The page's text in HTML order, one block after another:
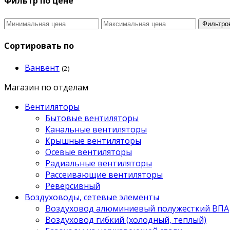
Сортировать по
Ванвент (2)
Магазин по отделам
Вентиляторы
Бытовые вентиляторы
Канальные вентиляторы
Крышные вентиляторы
Осевые вентиляторы
Радиальные вентиляторы
Рассеивающие вентиляторы
Реверсивный
Воздуховоды, сетевые элементы
Воздуховод алюминиевый полужесткий ВПА
Воздуховод гибкий (холодный, теплый)